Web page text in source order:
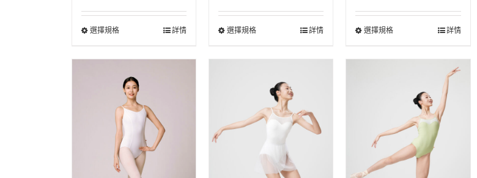
選擇規格 詳情 選擇規格 詳情 選擇規格 詳情